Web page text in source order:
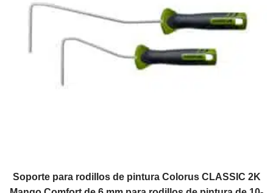
Soporte para rodillos de pintura Colorus CLASSIC 2K